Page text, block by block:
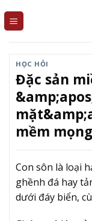
HỌC HỎI
Đặc sản
mềm
Con sôn là loại
ghềnh đá hay
dưới đáy biển,